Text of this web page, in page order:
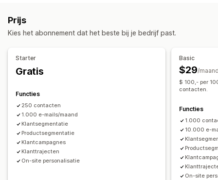
Checkoutmails
Verlaten productpagina Welkomstmails Opvolgmails
Productaanbevelingen
Productrecensies
Campagnes op maat
Campagnes beheren
Bewerkingstool
Importeren en exporteren
Lijst voor e-mailverzameling
Automatiseringen
Segmentering
Tagging Tracking Analytics
Geautomatiseerde workflows
Prijs
Kies het abonnement dat het beste bij je bedrijf past.
Starter
Gratis
Functies
250 contacten
1.000 e-mails/maand
Klantsegmentatie
Productsegmentatie
Klantcampagnes
Klanttrajecten
On-site personalisatie
Basic
$29/
$ 100,- per
contacten.
Functies
1.000
10.000 e-
On-site